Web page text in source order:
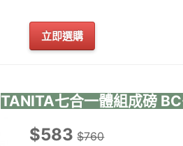
立即選購
TANITA七合一體組成磅
$583 $760